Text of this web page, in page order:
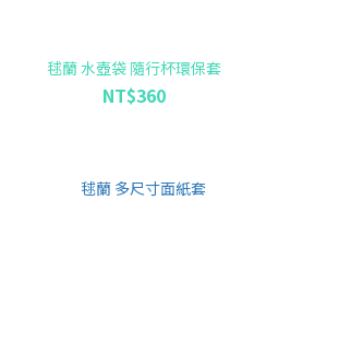
毬蘭 水壺袋 隨行杯環保套
NT$360